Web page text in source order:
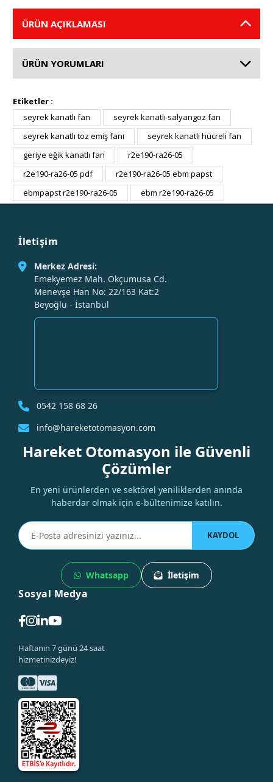
ÜRÜN AÇIKLAMASI
ÜRÜN YORUMLARI
Etiketler :
seyrek kanatlı fan
seyrek kanatlı salyangoz fan
seyrek kanatlı toz emiş fanı
seyrek kanatlı hücreli fan
geriye eğik kanatlı fan
r2e190-ra26-05
r2e190-ra26-05 pdf
r2e190-ra26-05 ebm papst
ebmpapst r2e190-ra26-05
ebm r2e190-ra26-05
İletişim
Merkez Adresi:
Emekyemez Mah. Okçumusa Cd.
Menevşe Han No: 22/163 Kat:2
Beyoğlu - İstanbul
0542 158 68 26
info@hareketotomasyon.com
Hareket Otomasyon ile Güvenli
Çözümler
En yeni ürünlerden ve sektörel yeniliklerden anında
haberdar olmak için e-bültenimize katılın.
KAYDOL
Whatsapp İletişim
Sosyal Medya
Haftanın 7 günü 24 saat
hizmetinizdeyiz!